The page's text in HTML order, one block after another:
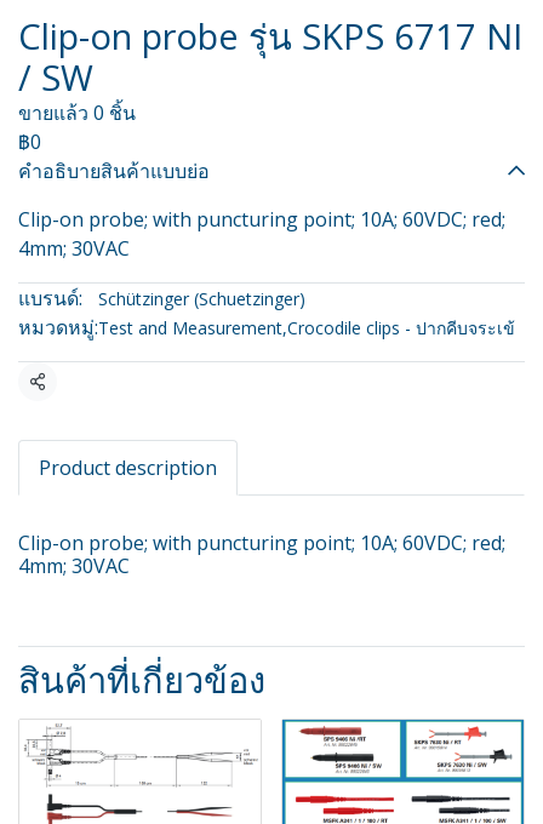
Clip-on probe รุ่น SKPS 6717 NI
/ SW
ขายแล้ว 0 ชิ้น
฿0
คำอธิบายสินค้าแบบย่อ
Clip-on probe; with puncturing point; 10A; 60VDC; red;
4mm; 30VAC
แบรนด์:
Schützinger (Schuetzinger)
หมวดหมู่:Test and Measurement,Crocodile clips - ปากคีบจระเข้
แชร์
Product description
Clip-on probe; with puncturing point; 10A; 60VDC; red;
4mm; 30VAC
สินค้าที่เกี่ยวข้อง